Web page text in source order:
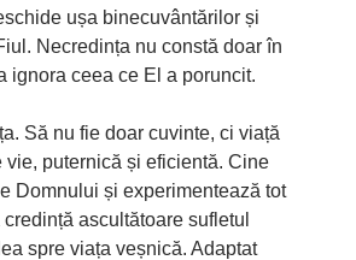
ușa binecuvântărilor și
Necredința nu constă doar în
ignora ceea ce El a poruncit.
Să nu fie doar cuvinte, ci viață
puternică și eficientă. Cine
Domnului și experimentează tot
ascultătoare sufletul
spre viața veșnică. Adaptat